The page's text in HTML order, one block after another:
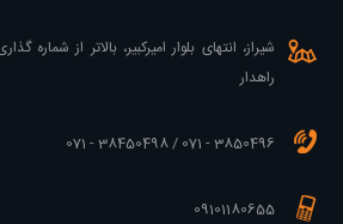
شیراز، انتهای بلوار امیرکبیر، بالاتر از
راهدار
3850496 - 071 / 38450498 - 071
09101180655